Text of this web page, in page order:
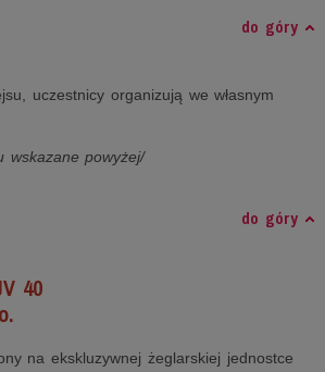
do góry
uczestnicy organizują we własnym
wskazane powyżej/
do góry
40
na ekskluzywnej żeglarskiej jednostce